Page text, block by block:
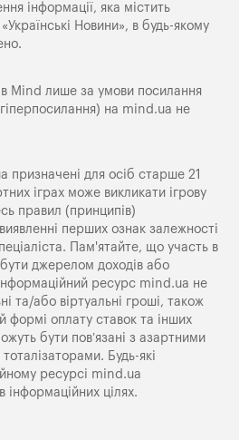
інформації, яка містить
Новини», в будь-якому
Mind лише за умови посилання
на mind.ua не
призначені для осіб старше 21
іграх може викликати ігрову
правил (принципів)
перших ознак залежності
Пам'ятайте, що участь в
джерелом доходів або
ресурс mind.ua не
та/або віртуальні гроші, також
формі оплату ставок та інших
бути пов’язані з азартними
Будь-які
ресурсі mind.ua
інформаційних цілях.